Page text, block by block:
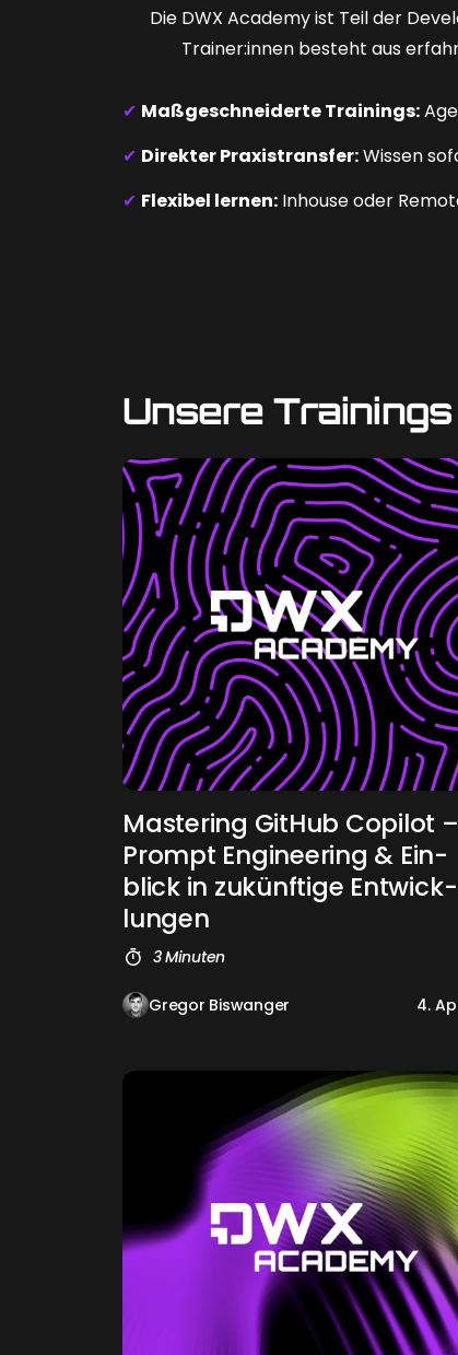
Die DWX Academy ist Teil der
Trainer:innen besteht aus
✔ Maßgeschneiderte Trainings:
✔ Direkter Praxistransfer:Wissen
✔ Flexibel lernen: Inhouse oder
Unsere Trainings
Mas­te­ring Git­Hub Co­pi­lot –
Prompt En­gi­nee­ring & Ein­
blick in zukünf­ti­ge Ent­wick­
lun­gen
3 Minuten
Gregor Biswanger 4.